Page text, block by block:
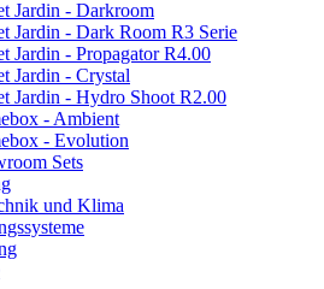
Jardin - Darkroom
Jardin - Dark Room R3 Serie
Jardin - Propagator R4.00
Jardin - Crystal
Jardin - Hydro Shoot R2.00
- Ambient
- Evolution
Sets
und Klima